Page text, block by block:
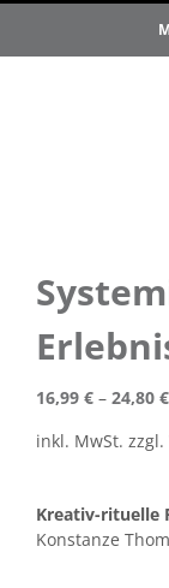
16,99 € – 24,80 €
inkl. MwSt. zzgl.
Kreativ-rituelle
Konstanze